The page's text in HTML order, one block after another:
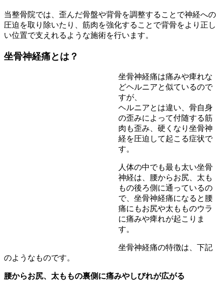
当整骨院では、歪んだ骨盤や背骨を調整することで神経への
圧迫を取り除いたり、筋肉を強化することで背骨をより正し
い位置で支えれるような施術を行います。
坐骨神経痛とは？
坐骨神経痛は痛みや痺れな
どヘルニアと似ているので
すが、
ヘルニアとは違い、骨自身
の歪みによって付随する筋
肉も歪み、硬くなり坐骨神
経を圧迫して起こる症状で
す。
人体の中でも最も太い坐骨
神経は、腰からお尻、太も
もの後ろ側に通っているの
で、坐骨神経痛になると腰
痛にもお尻や太もものウラ
に痛みや痺れが起こりま
す。
坐骨神経痛の特徴は、下記
のようなものです。
腰からお尻、太ももの裏側に痛みやしびれが広がる